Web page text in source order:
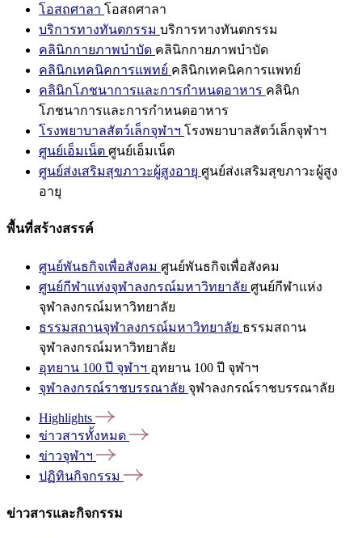
โอสถศาลา โอสถศาลา
บริการทางทันตกรรม บริการทางทันตกรรม
คลินิกกายภาพบำบัด คลินิกกายภาพบำบัด
คลินิกเทคนิคการแพทย์ คลินิกเทคนิคการแพทย์
คลินิกโภชนาการและการกำหนดอาหาร คลินิก
โภชนาการและการกำหนดอาหาร
โรงพยาบาลสัตว์เล็กจุฬาฯ โรงพยาบาลสัตว์เล็กจุฬาฯ
ศูนย์เอ็มเน็ต ศูนย์เอ็มเน็ต
ศูนย์ส่งเสริมสุขภาวะผู้สูงอายุ ศูนย์ส่งเสริมสุขภาวะผู้สูง
อายุ
พื้นที่สร้างสรรค์
ศูนย์พันธกิจเพื่อสังคม ศูนย์พันธกิจเพื่อสังคม
ศูนย์กีฬาแห่งจุฬาลงกรณ์มหาวิทยาลัย ศูนย์กีฬาแห่ง
จุฬาลงกรณ์มหาวิทยาลัย
ธรรมสถานจุฬาลงกรณ์มหาวิทยาลัย ธรรมสถาน
จุฬาลงกรณ์มหาวิทยาลัย
อุทยาน 100 ปี จุฬาฯ อุทยาน 100 ปี จุฬาฯ
จุฬาลงกรณ์ราชบรรณาลัย จุฬาลงกรณ์ราชบรรณาลัย
Highlights
ข่าวสารทั้งหมด
ข่าวจุฬาฯ
ปฏิทินกิจกรรม
ข่าวสารและกิจกรรม